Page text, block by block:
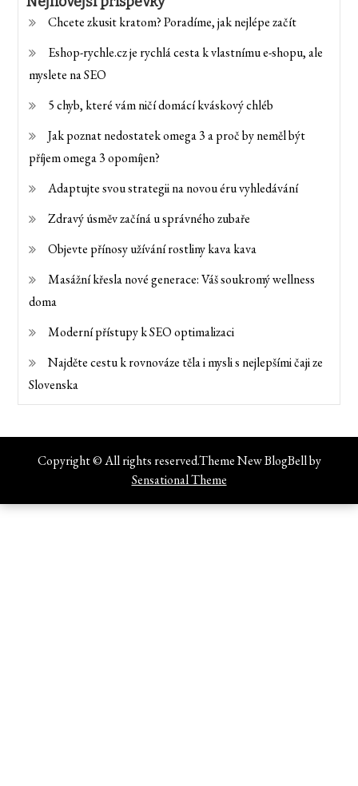
Chcete zkusit kratom? Poradíme, jak nejlépe začít
Eshop-rychle.cz je rychlá cesta k vlastnímu e-shopu, ale
myslete na SEO
5 chyb, které vám ničí domácí kváskový chléb
Jak poznat nedostatek omega 3 a proč by neměl být
příjem omega 3 opomíjen?
Adaptujte svou strategii na novou éru vyhledávání
Zdravý úsměv začíná u správného zubaře
Objevte přínosy užívání rostliny kava kava
Masážní křesla nové generace: Váš soukromý wellness
doma
Moderní přístupy k SEO optimalizaci
Najděte cestu k rovnováze těla i mysli s nejlepšími čaji ze
Slovenska
Copyright © All rights reserved.Theme New BlogBell by
Sensational Theme